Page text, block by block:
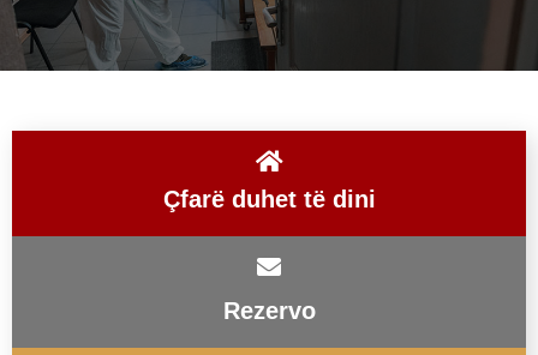
Çfarë duhet të dini
Rezervo